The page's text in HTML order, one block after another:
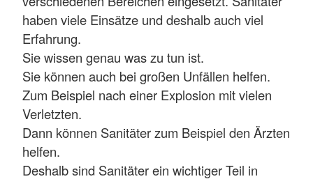
haben viele Einsätze und deshalb auch viel
Erfahrung.
Sie wissen genau was zu tun ist.
Sie können auch bei großen Unfällen helfen.
Zum Beispiel nach einer Explosion mit vielen
Verletzten.
Dann können Sanitäter zum Beispiel den Ärzten
helfen.
Deshalb sind Sanitäter ein wichtiger Teil in